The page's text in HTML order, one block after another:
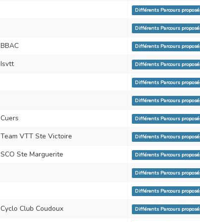
Différents Parcours
Différents Parcours
BBAC Différents Parcours
Isvtt Différents Parcours
Différents Parcours
Différents Parcours
Cuers Différents Parcours
Team VTT Ste Victoire Différents Parcours
SCO Ste Marguerite Différents Parcours
Différents Parcours
Différents Parcours
Cyclo Club Coudoux Différents Parcours